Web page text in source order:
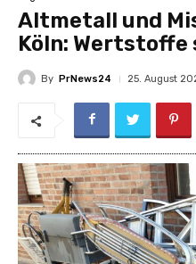
Altmetall und
Köln:
By PrNews24 25. August